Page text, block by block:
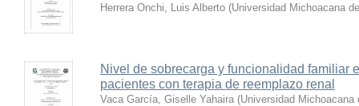
Herrera Onchi, Luis Alberto (Universidad Michoacana
Nivel de sobrecarga y funcionalidad familiar
pacientes con terapia de reemplazo renal
Vaca García, Giselle Yahaira (Universidad